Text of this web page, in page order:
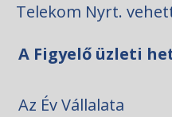
Telekom Nyrt.
A Figyelő üzleti
Az Év Vállalata